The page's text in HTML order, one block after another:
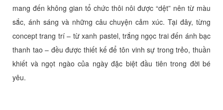
mang đến không gian tổ chức thôi nôi được “dệt” nên từ màu
sắc, ánh sáng và những câu chuyện cảm xúc. Tại đây, từng
concept trang trí – từ xanh pastel, trắng ngọc trai đến ánh bạc
thanh tao – đều được thiết kế để tôn vinh sự trong trẻo, thuần
khiết và ngọt ngào của ngày đặc biệt đầu tiên trong đời bé
yêu.